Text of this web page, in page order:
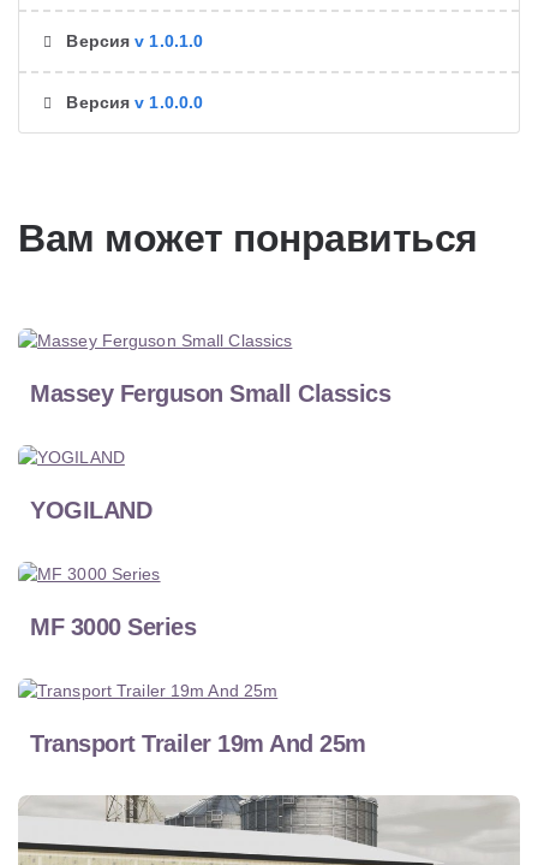
Версияv 1.0.1.0
Версияv 1.0.0.0
Вам может понравиться
Massey Ferguson Small Classics
YOGILAND
MF 3000 Series
Transport Trailer 19m And 25m